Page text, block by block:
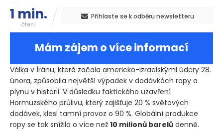
1 min.
čtení
Přihlaste se k odběru newsletteru
Mám zájem o více informací
Válka v Íránu, která začala americko-izraelskými údery 28.
února, způsobila největší výpadek v dodávkách ropy a
plynu v historii. V důsledku faktického uzavření
Hormuzského průlivu, který zajišťuje 20 % světových
dodávek, klesl tamní provoz o 90 %. Globální produkce
ropy se tak snížila o více než 10 milionů barelů denně.